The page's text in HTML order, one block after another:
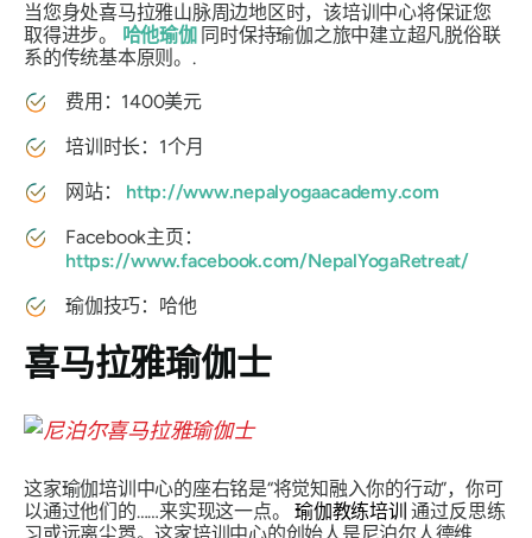
当您身处喜马拉雅山脉周边地区时，该培训中心将保证您
取得进步。 哈他瑜伽同时保持瑜伽之旅中建立超凡脱俗联
系的传统基本原则。.
费用：1400美元
培训时长：1个月
网站： http://www.nepalyogaacademy.com
Facebook主页：
https://www.facebook.com/NepalYogaRetreat/
瑜伽技巧：哈他
喜马拉雅瑜伽士
这家瑜伽培训中心的座右铭是“将觉知融入你的行动”，你可
以通过他们的……来实现这一点。瑜伽教练培训 通过反思练